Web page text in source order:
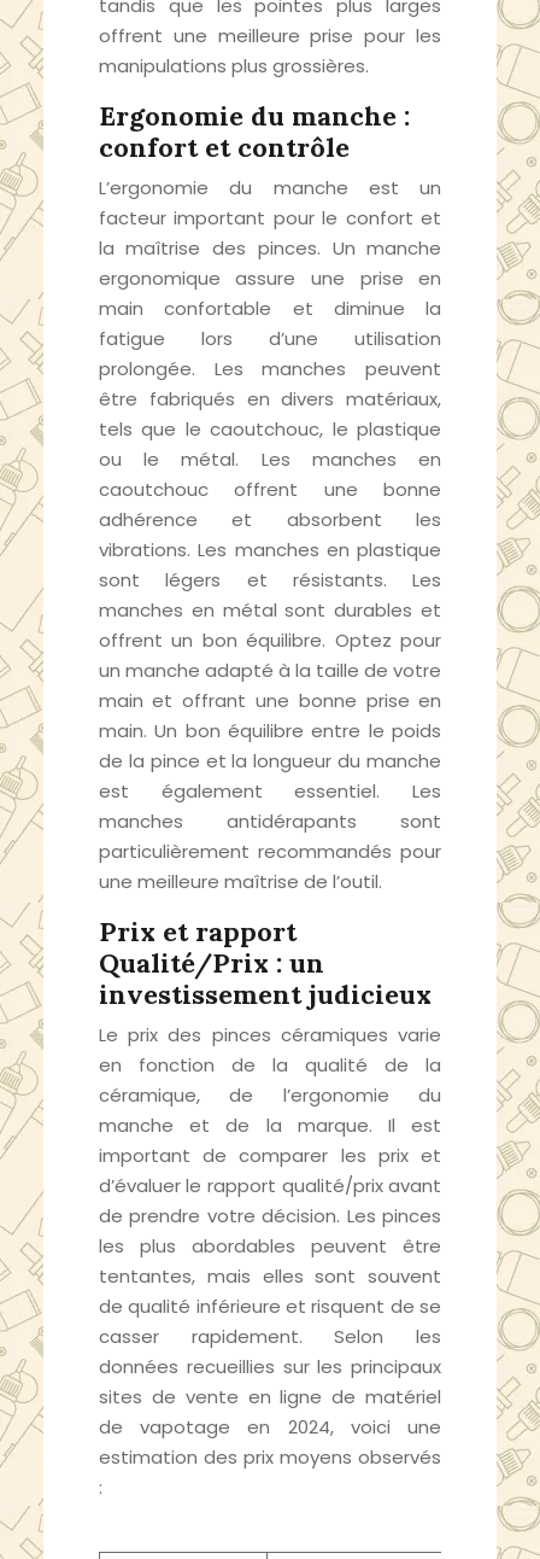
offrent une meilleure prise pour les
manipulations plus grossières.
Ergonomie du manche :
confort et contrôle
L’ergonomie du manche est un
facteur important pour le confort et
la maîtrise des pinces. Un manche
ergonomique assure une prise en
main confortable et diminue la
fatigue lors d’une utilisation
prolongée. Les manches peuvent
être fabriqués en divers matériaux,
tels que le caoutchouc, le plastique
ou le métal. Les manches en
caoutchouc offrent une bonne
adhérence et absorbent les
vibrations. Les manches en plastique
sont légers et résistants. Les
manches en métal sont durables et
offrent un bon équilibre. Optez pour
un manche adapté à la taille de votre
main et offrant une bonne prise en
main. Un bon équilibre entre le poids
de la pince et la longueur du manche
est également essentiel. Les
manches antidérapants sont
particulièrement recommandés pour
une meilleure maîtrise de l’outil.
Prix et rapport
Qualité/Prix : un
investissement judicieux
Le prix des pinces céramiques varie
en fonction de la qualité de la
céramique, de l’ergonomie du
manche et de la marque. Il est
important de comparer les prix et
d’évaluer le rapport qualité/prix avant
de prendre votre décision. Les pinces
les plus abordables peuvent être
tentantes, mais elles sont souvent
de qualité inférieure et risquent de se
casser rapidement. Selon les
données recueillies sur les principaux
sites de vente en ligne de matériel
de vapotage en 2024, voici une
estimation des prix moyens observés
: